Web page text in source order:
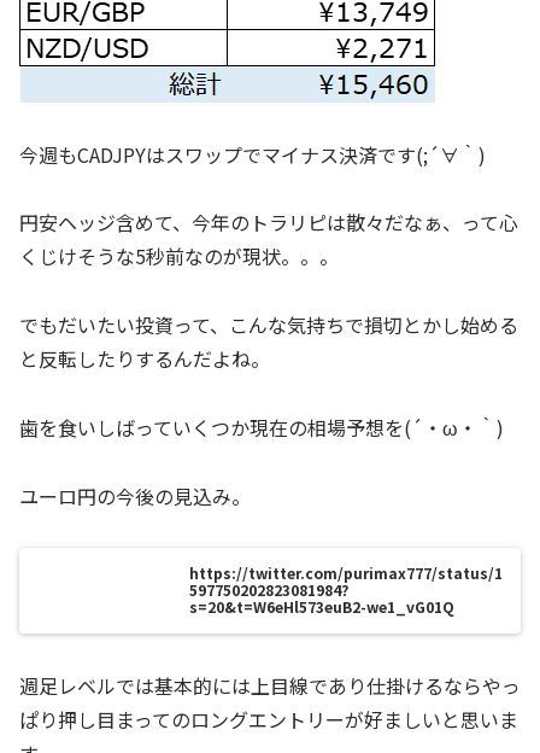
今週もCADJPYはスワップでマイナス決済です(;´∀｀)
円安ヘッジ含めて、今年のトラリピは散々だなぁ、って心
くじけそうな5秒前なのが現状。。。
でもだいたい投資って、こんな気持ちで損切とかし始める
と反転したりするんだよね。
歯を食いしばっていくつか現在の相場予想を(´・ω・｀)
ユーロ円の今後の見込み。
https://twitter.com/purimax777/status/1
597750202823081984?
s=20&t=W6eHl573euB2-we1_vG01Q
週足レベルでは基本的には上目線であり仕掛けるならやっ
ぱり押し目まってのロングエントリーが好ましいと思いま